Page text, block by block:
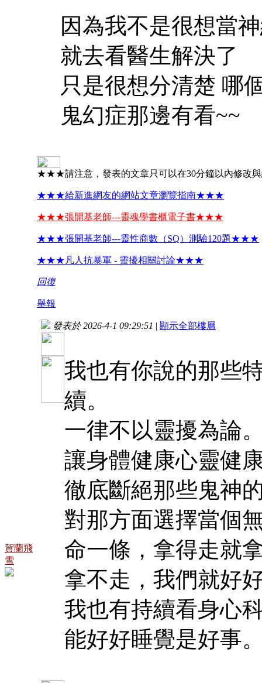
因為我不是很想當
就去看醫生解決了
只是很想分清楚 哪
鬼幻症那邊有看~~
★★★請注意，發表的文章只可以在30分鐘以內修
★★★給新進網友的網站文章瀏覽指南★★★
★★★張開基老師---靈魂學書櫃電子書★★★
★★★張開基老師---靈性商數（SQ）測驗120題★★★
★★★凡人抗暴軍 - 靈擾相關討論★★★
回復
舉報
賀蘭飛
雪
發表於 2026-4-1 09:29:51 | 顯示全部樓層
我也有你說的那些
續。
一律不以靈擾為論
讓身體健康心靈健
徹底斷絕那些鬼神
對那方面選擇當個
命一條，拿得走就
拿不走，我們就好
我也有持續看身心
能好好睡覺是好事